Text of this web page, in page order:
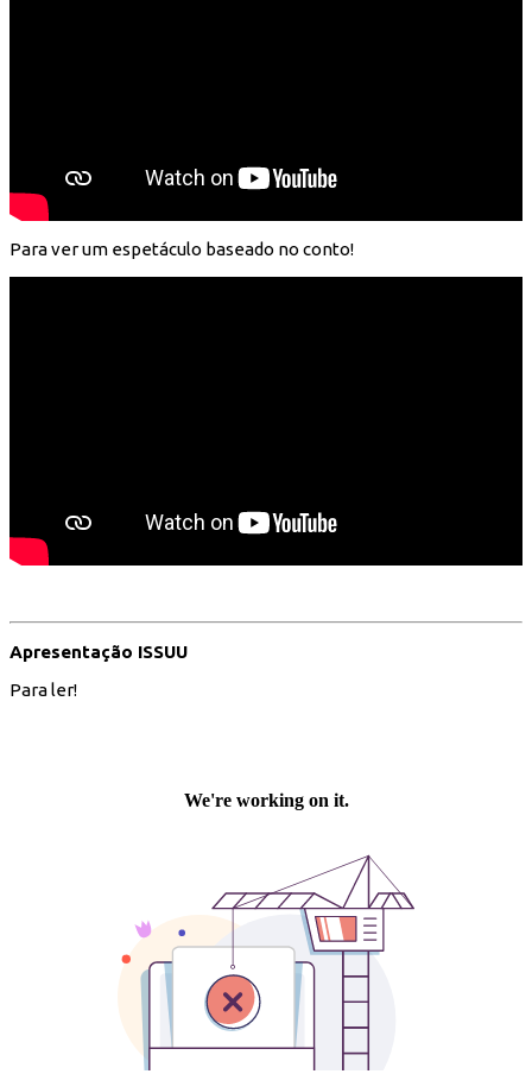
Para ver um espetáculo baseado no conto!
Apresentação ISSUU
Para ler!